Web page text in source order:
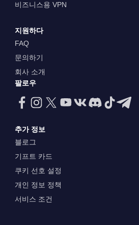
비즈니스용 VPN
지원하다
FAQ
문의하기
회사 소개
팔로우
추가 정보
블로그
기프트 카드
쿠키 선호 설정
개인 정보 정책
서비스 조건